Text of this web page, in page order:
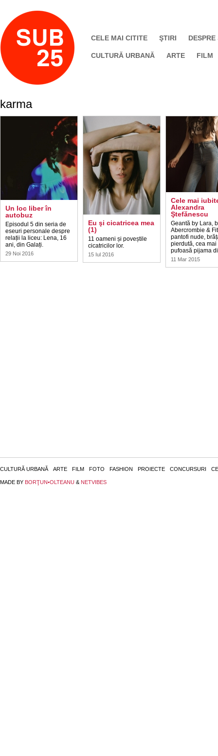
CELE MAI CITITE ŞTIRI DESPRE
CULTURĂ URBANĂ ARTE FILM
karma
Un loc liber în
autobuz
Episodul 5 din seria de
eseuri personale despre
relații la liceu: Lena, 16
ani, din Galați.
29 Noi 2016
Eu şi cicatricea mea
(1)
11 oameni și poveștile
cicatricilor lor.
15 Iul 2016
Cele mai
Alexandra
Ştefănescu
Geantă by Lara,
Abercrombie &
pantofi nude,
pierdută, cea mai
pufoasă pijama
11 Mar 2015
CULTURĂ URBANĂ ARTE FILM FOTO FASHION PROIECTE CONCURSURI
MADE BY BORŢUN•OLTEANU & NETVIBES